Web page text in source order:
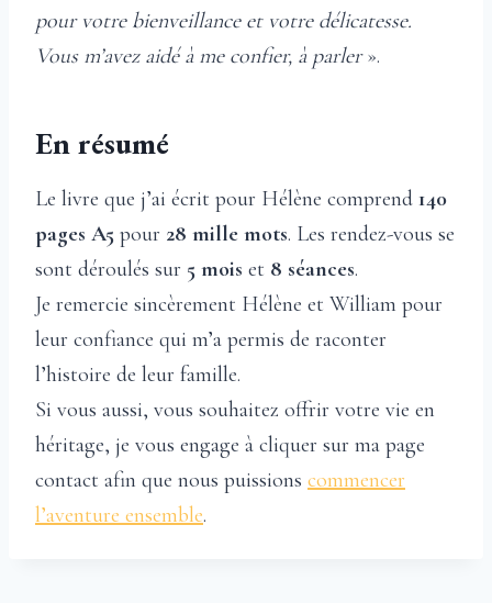
pour votre bienveillance et votre délicatesse.
Vous m’avez aidé à me confier, à parler».
En résumé
Le livre que j’ai écrit pour Hélène comprend 140
pages A5 pour 28 mille mots. Les rendez-vous se
sont déroulés sur 5 mois et 8 séances.
Je remercie sincèrement Hélène et William pour
leur confiance qui m’a permis de raconter
l’histoire de leur famille.
Si vous aussi, vous souhaitez offrir votre vie en
héritage, je vous engage à cliquer sur ma page
contact afin que nous puissions commencer
l’aventure ensemble.